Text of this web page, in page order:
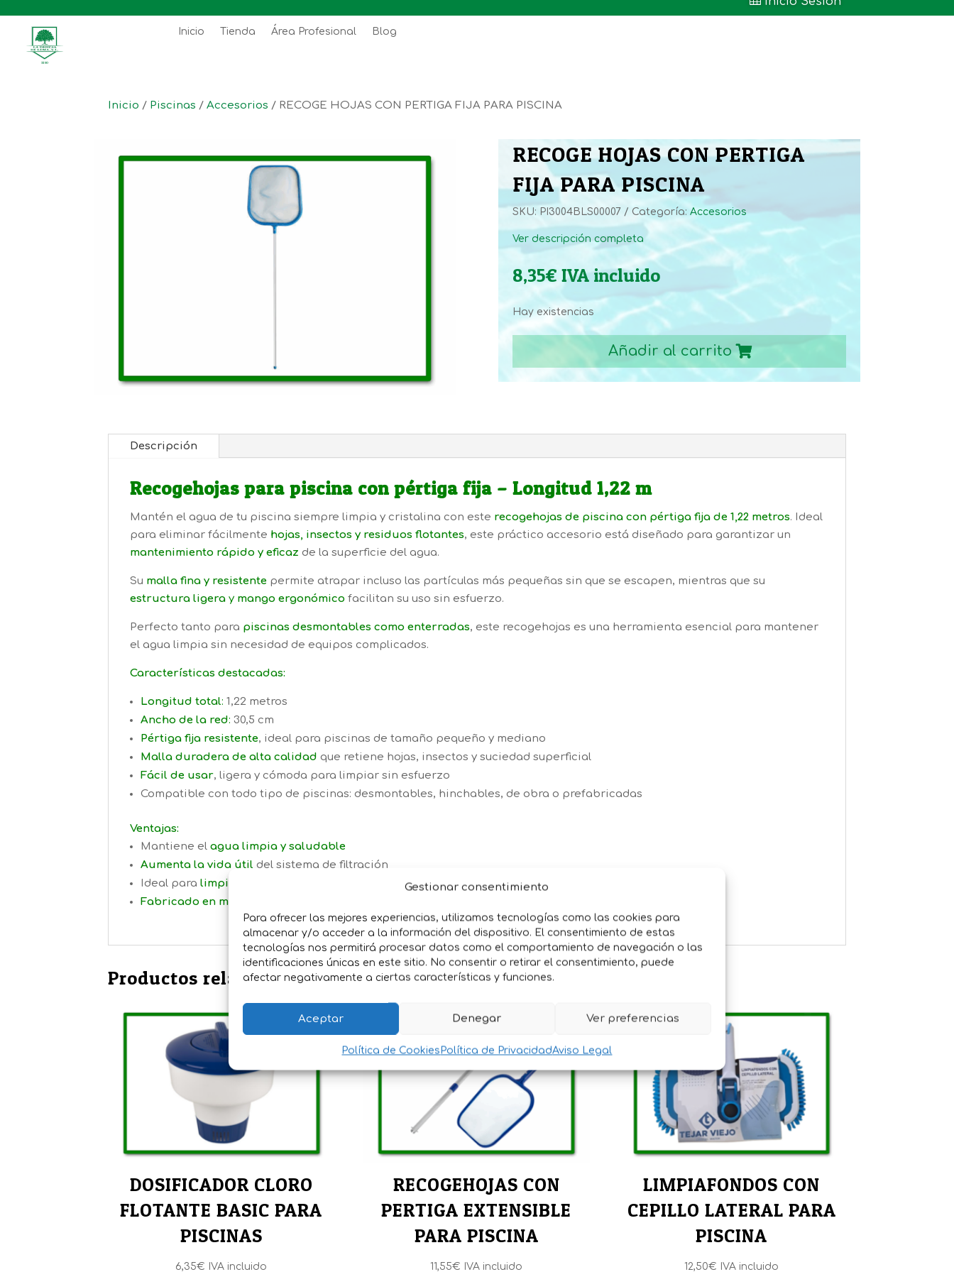
Gestionar consentimiento
Para ofrecer las mejores experiencias, utilizamos tecnologías como las cookies para
almacenar y/o acceder a la información del dispositivo. El consentimiento de estas
tecnologías nos permitirá procesar datos como el comportamiento de navegación o las
identificaciones únicas en este sitio. No consentir o retirar el consentimiento, puede
afectar negativamente a ciertas características y funciones.
Aceptar Denegar Ver preferencias
Política de Cookies Política de PrivacidadAviso Legal
Inicio Tienda Área Profesional Blog
Inicio / Piscinas / Accesorios / RECOGE HOJAS CON PERTIGA FIJA PARA PISCINA
RECOGE HOJAS CON PERTIGA
FIJA PARA PISCINA
SKU: PI3004BLS00007 Categoría: Accesorios
Ver descripción completa
8,35€ IVA incluido
Hay existencias
RECOGE
HOJAS
PERTIGA
PISCINA
Añadir al carrito
Descripción
Recogehojas para piscina con pértiga fija – Longitud 1,22 m
Mantén el agua de tu piscina siempre limpia y cristalina con este recogehojas de piscina con pértiga fija de 1,22 metros. Ideal
para eliminar fácilmente hojas, insectos y residuos flotantes, este práctico accesorio está diseñado para garantizar un
mantenimiento rápido y eficaz de la superficie del agua.
Su malla fina y resistente permite atrapar incluso las partículas más pequeñas sin que se escapen, mientras que su
estructura ligera y mango ergonómico facilitan su uso sin esfuerzo.
Perfecto tanto para piscinas desmontables como enterradas, este recogehojas es una herramienta esencial para mantener
el agua limpia sin necesidad de equipos complicados.
Características destacadas:
Longitud total: 1,22 metros
Ancho de la red: 30,5 cm
Pértiga fija resistente, ideal para piscinas de tamaño pequeño y mediano
Malla duradera de alta calidad que retiene hojas, insectos y suciedad superficial
Fácil de usar, ligera y cómoda para limpiar sin esfuerzo
Compatible con todo tipo de piscinas: desmontables, hinchables, de obra o prefabricadas
Ventajas:
Mantiene el agua limpia y saludable
Aumenta la vida útil del sistema de filtración
Ideal para limpiezas rápidas diarias
Fabricado en materiales resistentes al agua, sol y productos químicos
Productos relacionados
DOSIFICADOR CLORO
FLOTANTE BASIC PARA
PISCINAS
6,35€ IVA incluido
RECOGEHOJAS CON
PERTIGA EXTENSIBLE
PARA PISCINA
11,55€ IVA incluido
LIMPIAFONDOS CON
CEPILLO LATERAL PARA
PISCINA
12,50€ IVA incluido